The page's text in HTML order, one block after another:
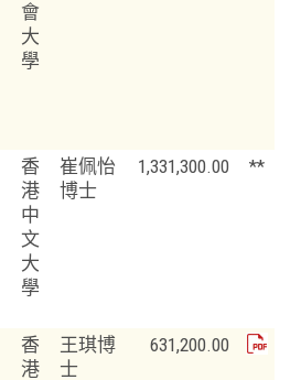
會
大
學
香
港
中
文
大
學
崔佩怡
博士
1,331,300.00 **
香
港
王琪博
士
631,200.00